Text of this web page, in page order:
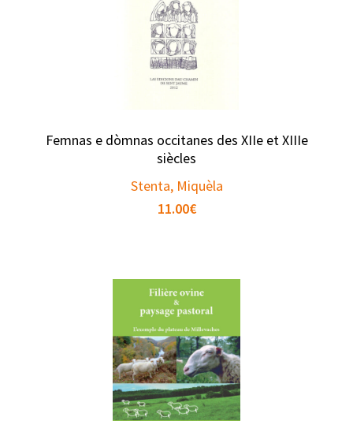
Femnas e dòmnas occitanes des XIIe et XIIIe
siècles
Stenta, Miquèla
11.00€